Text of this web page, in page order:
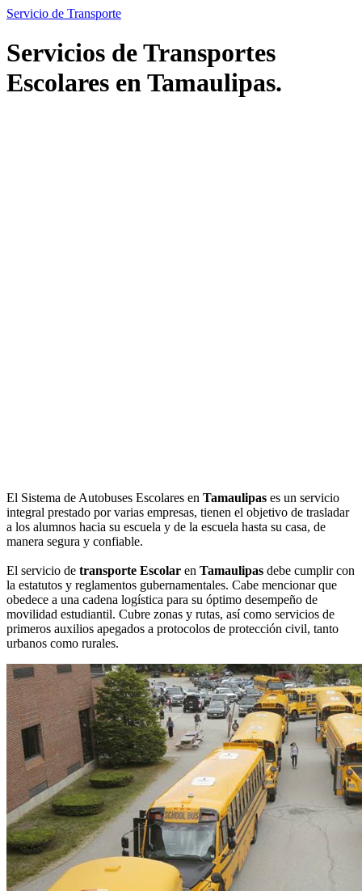
Servicio de Transporte
Servicios de Transportes
Escolares en Tamaulipas.
El Sistema de Autobuses Escolares en Tamaulipas es un servicio
integral prestado por varias empresas, tienen el objetivo de trasladar
a los alumnos hacia su escuela y de la escuela hasta su casa, de
manera segura y confiable.
El servicio de transporte Escolar en Tamaulipas debe cumplir con
la estatutos y reglamentos gubernamentales. Cabe mencionar que
obedece a una cadena logística para su óptimo desempeño de
movilidad estudiantil. Cubre zonas y rutas, así como servicios de
primeros auxilios apegados a protocolos de protección civil, tanto
urbanos como rurales.